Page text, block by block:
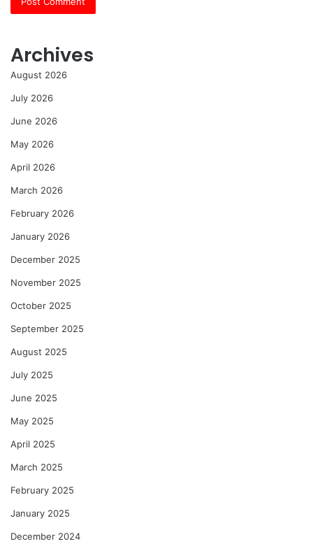
Archives
August 2026
July 2026
June 2026
May 2026
April 2026
March 2026
February 2026
January 2026
December 2025
November 2025
October 2025
September 2025
August 2025
July 2025
June 2025
May 2025
April 2025
March 2025
February 2025
January 2025
December 2024